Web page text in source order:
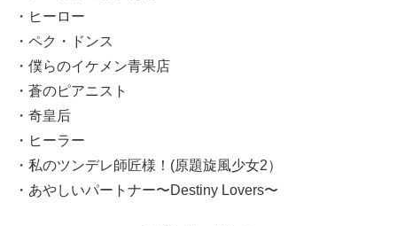
・ヒーロー
・ペク・ドンス
・僕らのイケメン青果店
・蒼のピアニスト
・奇皇后
・ヒーラー
・私のツンデレ師匠様！(原題旋風少女2）
・あやしいパートナー〜Destiny Lovers〜